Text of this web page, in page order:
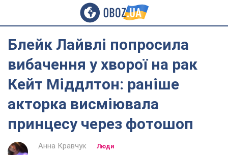
Блейк Лайвлі попросила
вибачення у хворої на рак
Кейт Міддлтон: раніше
акторка висміювала
принцесу через фотошоп
Анна Кравчук
Люди